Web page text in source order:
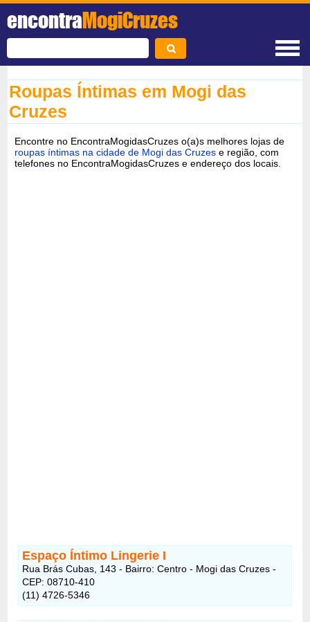
encontraMogiCruzes
Roupas Íntimas em Mogi das
Cruzes
Encontre no EncontraMogidasCruzes o(a)s melhores lojas de
roupas íntimas na cidade de Mogi das Cruzes e região, com
telefones no EncontraMogidasCruzes e endereço dos locais.
Espaço Íntimo Lingerie I
Rua Brás Cubas, 143 - Bairro: Centro - Mogi das Cruzes -
CEP: 08710-410
(11) 4726-5346